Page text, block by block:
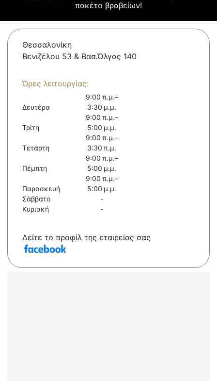
πακέτο βραβείων!
Θεσσαλονίκη
Βενιζέλου 53 & Βασ.Όλγας 140
Ώρες λειτουργίας:
Δευτέρα
9:00 π.μ.–
3:30 μ.μ.
Τρίτη
9:00 π.μ.–
5:00 μ.μ.
Τετάρτη
9:00 π.μ.–
3:30 π.μ.
Πέμπτη
9:00 π.μ.–
5:00 μ.μ.
Παρασκευή
9:00 π.μ.–
5:00 μ.μ.
Σάββατο
-
Κυριακή
-
Δείτε το προφίλ της εταιρείας σας